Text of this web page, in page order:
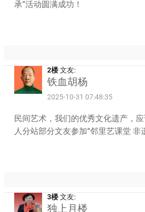
承”活动圆满成功！
2楼文友:
铁血胡杨
2025-10-31 07:48:35
民间艺术，我们的优秀文化遗产，
人分站部分文友参加“邻里艺课堂 非
3楼文友:
独上月楼